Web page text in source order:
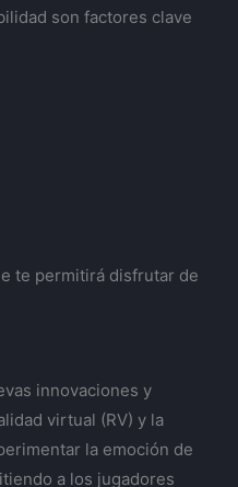
son factores clave
te permitirá disfrutar de
innovaciones y
virtual (RV) y la
la emoción de
a los jugadores